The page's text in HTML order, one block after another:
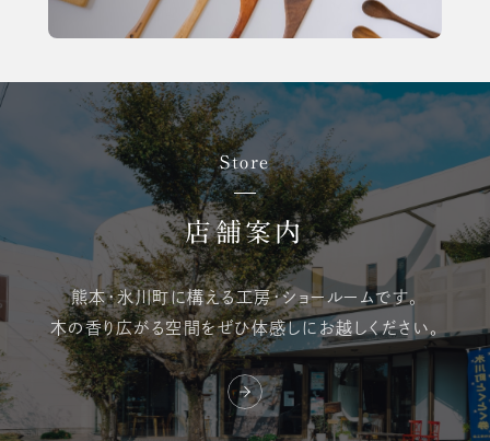
Store
店舗案内
熊本・氷川町に構える工房・ショールームです。
木の香り広がる空間をぜひ体感しにお越しください。